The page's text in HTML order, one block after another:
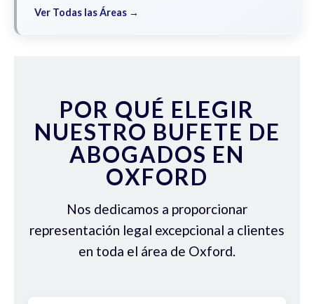
Ver Todas las Áreas →
POR QUÉ ELEGIR
NUESTRO BUFETE DE
ABOGADOS EN
OXFORD
Nos dedicamos a proporcionar
representación legal excepcional a clientes
en toda el área de Oxford.